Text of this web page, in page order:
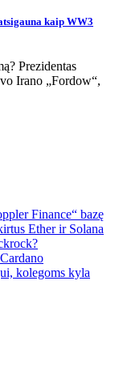
kaip WW3
Prezidentas
Irano „Fordow“,
Finance“ bazę
Ether ir Solana
kolegoms kyla